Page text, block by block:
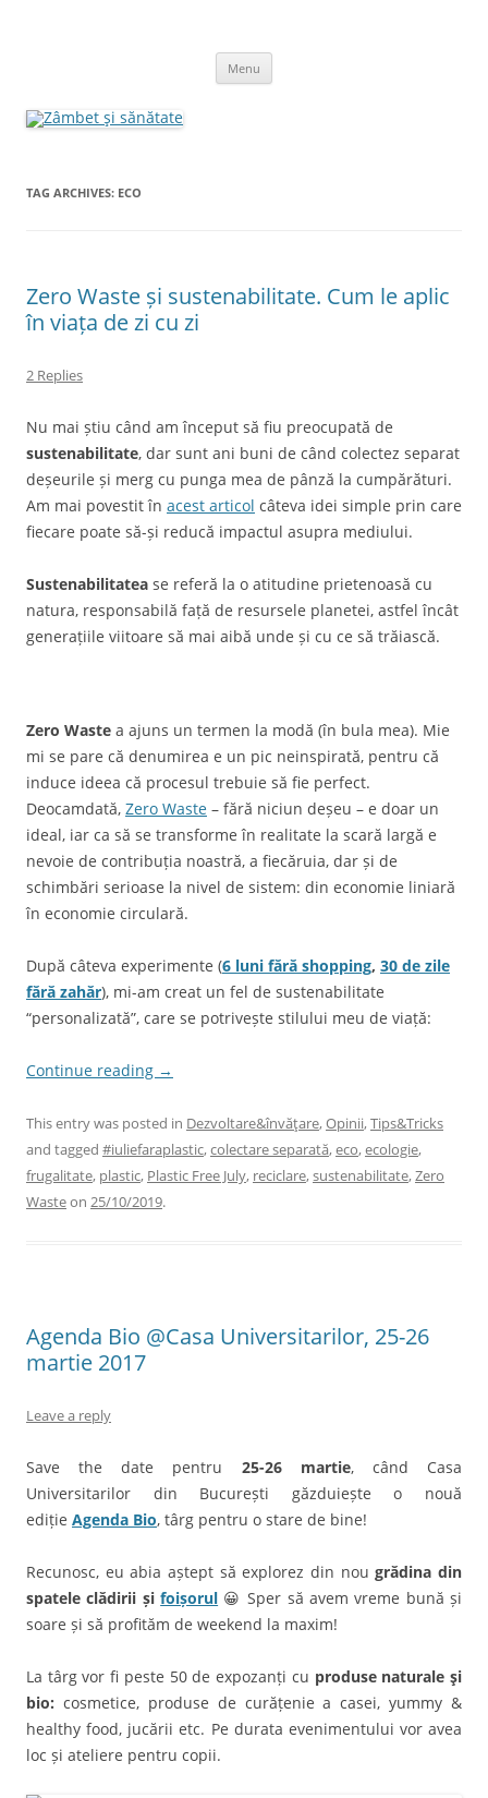
Menu
TAG ARCHIVES: ECO
Zero Waste și sustenabilitate. Cum le aplic
în viața de zi cu zi
2 Replies
Nu mai știu când am început să fiu preocupată de
sustenabilitate, dar sunt ani buni de când colectez separat
deșeurile și merg cu punga mea de pânză la cumpărături.
Am mai povestit în acest articol câteva idei simple prin care
fiecare poate să-și reducă impactul asupra mediului.
Sustenabilitatea se referă la o atitudine prietenoasă cu
natura, responsabilă față de resursele planetei, astfel încât
generațiile viitoare să mai aibă unde și cu ce să trăiască.
Zero Waste a ajuns un termen la modă (în bula mea). Mie
mi se pare că denumirea e un pic neinspirată, pentru că
induce ideea că procesul trebuie să fie perfect.
Deocamdată, Zero Waste – fără niciun deșeu – e doar un
ideal, iar ca să se transforme în realitate la scară largă e
nevoie de contribuția noastră, a fiecăruia, dar și de
schimbări serioase la nivel de sistem: din economie liniară
în economie circulară.
După câteva experimente (6 luni fără shopping, 30 de zile
fără zahăr), mi-am creat un fel de sustenabilitate
“personalizată”, care se potrivește stilului meu de viață:
Continue reading →
This entry was posted in Dezvoltare&învăţare,Opinii,Tips&Tricks
and tagged #iuliefaraplastic,colectare separată,eco,ecologie,
frugalitate, plastic, Plastic Free July, reciclare,sustenabilitate,Zero
Wasteon 25/10/2019.
Agenda Bio @Casa Universitarilor, 25-26
martie 2017
Leave a reply
Save the date pentru 25-26 martie, când Casa
Universitarilor din București găzduiește o nouă
ediție Agenda Bio, târg pentru o stare de bine!
Recunosc, eu abia aștept să explorez din nougrădina din
spatele clădirii șifoișorul 😀 Sper să avem vreme bună și
soare și să profităm de weekend la maxim!
La târg vor fi peste 50 de expozanți cu produse naturale şi
bio: cosmetice, produse de curățenie a casei, yummy &
healthy food, jucării etc. Pe durata evenimentului vor avea
loc și ateliere pentru copii.